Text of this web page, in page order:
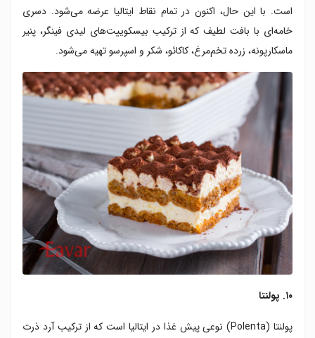
است. با این حال، اکنون در تمام نقاط ایتالیا عرضه می‌شود. دسری
خامه‌ای با بافت لطیف که از ترکیب بیسکوییت‌های لیدی فینگر، پنیر
ماسکارپونه، زرده تخم‌مرغ، کاکائو، شکر و اسپرسو تهیه می‌شود.
۱۰. پولنتا
پولنتا (Polenta) نوعی پیش غذا در ایتالیا است که از ترکیب آرد ذرت